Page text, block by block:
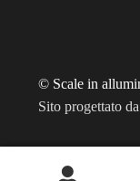
© Scale in
Sito progettato da